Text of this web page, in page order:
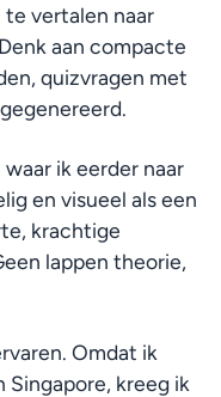
vertalen naar
aan compacte
quizvragen met
ik eerder naar
en visueel als een
krachtige
lappen theorie,
Omdat ik
kreeg ik